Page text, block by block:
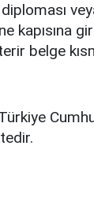
kapısına
belge